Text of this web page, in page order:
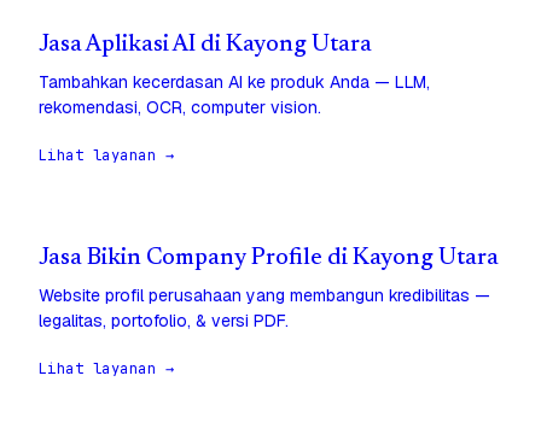
Jasa Aplikasi AI di Kayong Utara
Tambahkan kecerdasan AI ke produk Anda — LLM,
rekomendasi, OCR, computer vision.
Lihat layanan →
Jasa Bikin Company Profile di Kayong Utara
Website profil perusahaan yang membangun kredibilitas —
legalitas, portofolio, & versi PDF.
Lihat layanan →